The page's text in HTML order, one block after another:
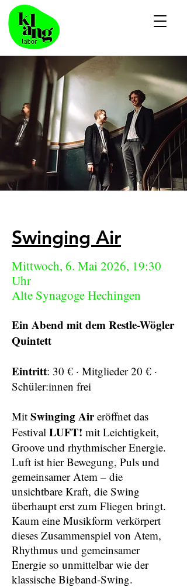
Swinging Air
Mittwoch, 6. Mai 2026, 19:30
Uhr
Alte Synagoge Hechingen
Ein Abend mit dem Restle-Wögler
Quintett
Eintritt: 30 € · Mitglieder 20 € ·
Schüler:innen frei
Mit Swinging Aireröffnet das
Festival LUFT! mit Leichtigkeit,
Groove und rhythmischer Energie.
Luft ist hier Bewegung, Puls und
gemeinsamer Atem – die
unsichtbare Kraft, die Swing
überhaupt erst zum Fliegen bringt.
Kaum eine Musikform verkörpert
dieses Zusammenspiel von Atem,
Rhythmus und gemeinsamer
Energie so unmittelbar wie der
klassische Bigband-Swing.